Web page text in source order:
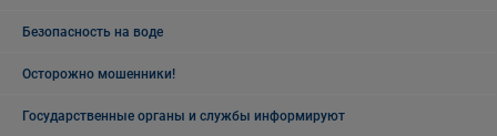
Безопасность на воде
Осторожно мошенники!
Государственные органы и службы информируют